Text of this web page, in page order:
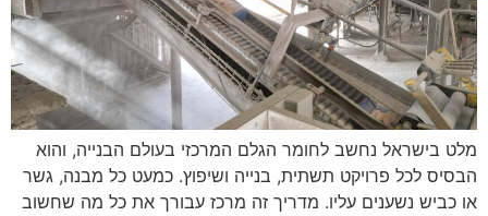
מלט בישראל נחשב לחומר הגלם המרכזי בעולם הבנייה, והוא
הבסיס לכל פרויקט תשתית, בנייה ושיפוץ. כמעט כל מבנה, גשר
או כביש נשענים עליו. מדריך זה מרכז עבורך את כל מה שחשוב